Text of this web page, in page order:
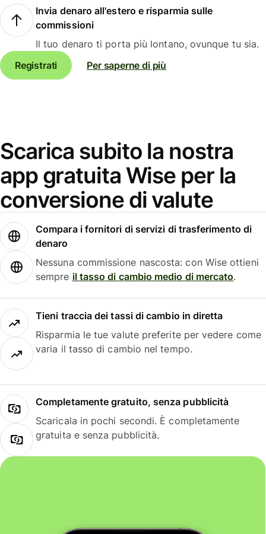
Invia denaro all'estero e risparmia sulle
commissioni
Il tuo denaro ti porta più lontano, ovunque tu sia.
Registrati
Per saperne di più
Scarica subito la nostra
app gratuita Wise per la
conversione di valute
Compara i fornitori di servizi di trasferimento di
denaro
Nessuna commissione nascosta: con Wise ottieni
sempre il tasso di cambio medio di mercato.
Tieni traccia dei tassi di cambio in diretta
Risparmia le tue valute preferite per vedere come
varia il tasso di cambio nel tempo.
Completamente gratuito, senza pubblicità
Scaricala in pochi secondi. È completamente
gratuita e senza pubblicità.